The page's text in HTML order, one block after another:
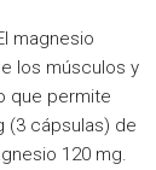
magnesio
los músculos y
que permite
(3 cápsulas) de
120 mg.